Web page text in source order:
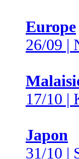
Europe
26/09 |
17/10 |
Japon
31/10 |